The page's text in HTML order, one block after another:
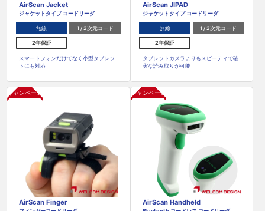
AirScan Jacket
ジャケットタイプ コードリーダ
無線 1 / 2次元コード
2年保証
スマートフォンだけでなく小型タブレッ
トにも対応
AirScan JIPAD
ジャケットタイプ コードリーダ
無線 1 / 2次元コード
2年保証
タブレットカメラよりもスピーディで確
実な読み取りが可能
キャンペーン
AirScan Finger
キャンペーン
AirScan Handheld